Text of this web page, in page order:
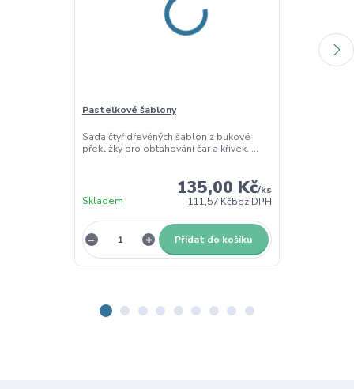
Pastelkové šablony
Sada čtyř dřevěných šablon z bukové
překližky pro obtahování čar a křivek. ...
135,00 Kč/ks
111,57 Kčbez DPH
Skladem
Přidat do košíku